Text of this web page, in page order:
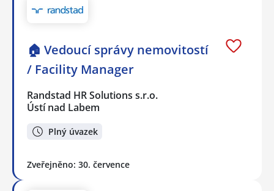
🏠 Vedoucí správy nemovitostí
/ Facility Manager
Randstad HR Solutions s.r.o.
Ústí nad Labem
Plný úvazek
Zveřejněno: 30. července